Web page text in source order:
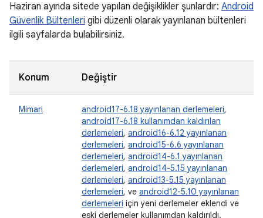
Haziran ayında sitede yapılan değişiklikler şunlardır: Android
Güvenlik Bültenleri gibi düzenli olarak yayınlanan bültenleri
ilgili sayfalarda bulabilirsiniz.
Konum Değiştir
Mimari android17-6.18 yayınlanan derlemeleri,
android17-6.18 kullanımdan kaldırılan
derlemeleri, android16-6.12 yayınlanan
derlemeleri, android15-6.6 yayınlanan
derlemeleri, android14-6.1 yayınlanan
derlemeleri, android14-5.15 yayınlanan
derlemeleri, android13-5.15 yayınlanan
derlemeleri, ve android12-5.10 yayınlanan
derlemeleri için yeni derlemeler eklendi ve
eski derlemeler kullanımdan kaldırıldı.